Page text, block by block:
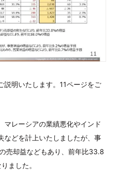
説明いたします。11ページをご
マレーシアの業績悪化やインド
などを計上いたしましたが、事
売却益などもあり、前年比33.8
ました。